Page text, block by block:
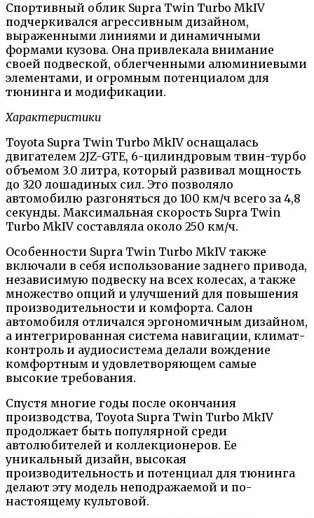
Спортивный облик Supra Twin Turbo MkIV
подчеркивался агрессивным дизайном,
выраженными линиями и динамичными
формами кузова. Она привлекала внимание
своей подвеской, облегченными алюминиевыми
элементами, и огромным потенциалом для
тюнинга и модификации.
Характеристики
Toyota Supra Twin Turbo MkIV оснащалась
двигателем 2JZ-GTE, 6-цилиндровым твин-турбо
объемом 3.0 литра, который развивал мощность
до 320 лошадиных сил. Это позволяло
автомобилю разгоняться до 100 км/ч всего за 4,8
секунды. Максимальная скорость Supra Twin
Turbo MkIV составляла около 250 км/ч.
Особенности Supra Twin Turbo MkIV также
включали в себя использование заднего привода,
независимую подвеску на всех колесах, а также
множество опций и улучшений для повышения
производительности и комфорта. Салон
автомобиля отличался эргономичным дизайном,
а интегрированная система навигации, климат-
контроль и аудиосистема делали вождение
комфортным и удовлетворяющем самые
высокие требования.
Спустя многие годы после окончания
производства, Toyota Supra Twin Turbo MkIV
продолжает быть популярной среди
автолюбителей и коллекционеров. Ее
уникальный дизайн, высокая
производительность и потенциал для тюнинга
делают эту модель неподражаемой и по-
настоящему культовой.